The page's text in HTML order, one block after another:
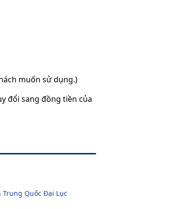
muốn sử dụng.)
đổi sang đồng tiền của
Trung Quốc Đại Lục